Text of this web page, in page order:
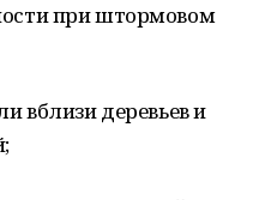
при штормовом
вблизи деревьев и